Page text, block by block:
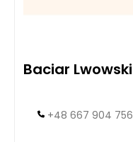
Baciar Lwowski
+48 667 904 756